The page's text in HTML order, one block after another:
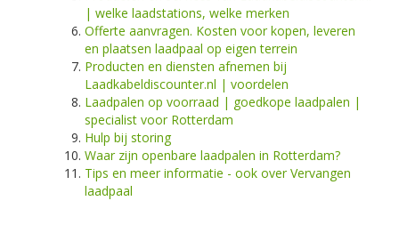
| welke laadstations, welke merken
Offerte aanvragen. Kosten voor kopen, leveren
en plaatsen laadpaal op eigen terrein
Producten en diensten afnemen bij
Laadkabeldiscounter.nl | voordelen
Laadpalen op voorraad | goedkope laadpalen |
specialist voor Rotterdam
Hulp bij storing
Waar zijn openbare laadpalen in Rotterdam?
Tips en meer informatie - ook over Vervangen
laadpaal